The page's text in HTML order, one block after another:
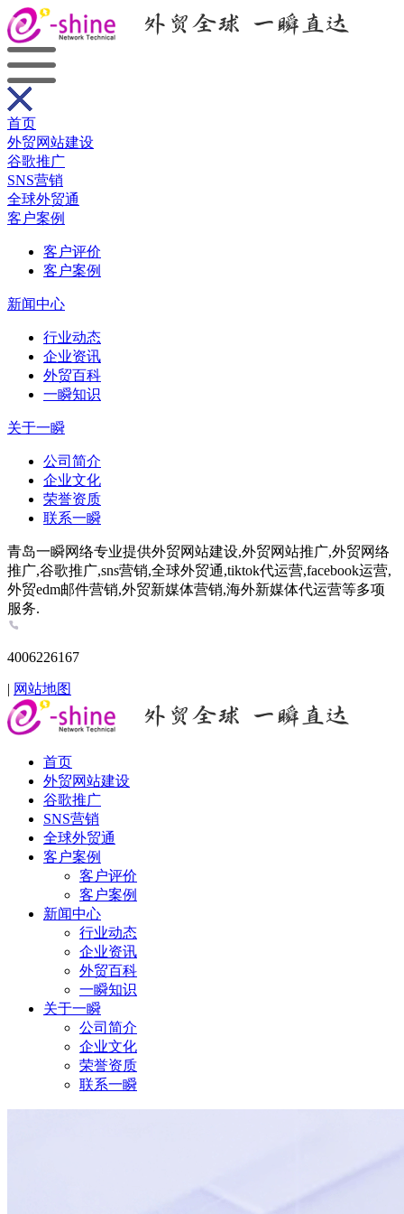
首页
外贸网站建设
谷歌推广
SNS营销
全球外贸通
客户案例
客户评价
客户案例
新闻中心
行业动态
企业资讯
外贸百科
一瞬知识
关于一瞬
公司简介
企业文化
荣誉资质
联系一瞬
青岛一瞬网络专业提供外贸网站建设,外贸网站推广,外贸网络
推广,谷歌推广,sns营销,全球外贸通,tiktok代运营,facebook运营,
外贸edm邮件营销,外贸新媒体营销,海外新媒体代运营等多项
服务.
4006226167
| 网站地图
首页
外贸网站建设
谷歌推广
SNS营销
全球外贸通
客户案例
客户评价
客户案例
新闻中心
行业动态
企业资讯
外贸百科
一瞬知识
关于一瞬
公司简介
企业文化
荣誉资质
联系一瞬